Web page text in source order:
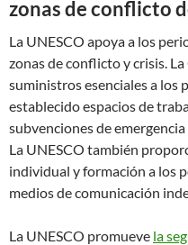
zonas de conflicto
La UNESCO apoya a los
zonas de conflicto y crisis.
suministros esenciales a los
establecido espacios de
subvenciones de
La UNESCO también
individual y formación a los
medios de comunicación
La UNESCO promueve la